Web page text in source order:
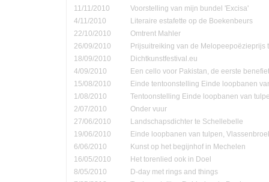
11/11/2010
Voorstelling van mijn bundel 'Excisa'
4/11/2010
Literaire estafette op de Boekenbeurs
22/10/2010
Omtrent Mahler
26/09/2010
Prijsuitreiking van de Melopeepoëzieprijs
18/09/2010
Dichtkunstfestival.eu
4/09/2010
Een cello voor Pakistan, de eerste
15/08/2010
Einde tentoonstelling Einde loopbanen
1/08/2010
Tentoonstelling Einde loopbanen van
2/07/2010
Onder vuur
27/06/2010
Landschapsdichter te Schellebelle
19/06/2010
Einde loopbanen van tulpen,
6/06/2010
Kunst op het begijnhof in Mechelen
16/05/2010
Het torenlied ook in Doel
8/05/2010
D-day met rings and things